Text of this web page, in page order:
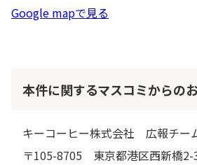
Google mapで見る
本件に関するマスコミからの
キーコーヒー株式会社 広報チー
〒105-8705 東京都港区西新橋2-